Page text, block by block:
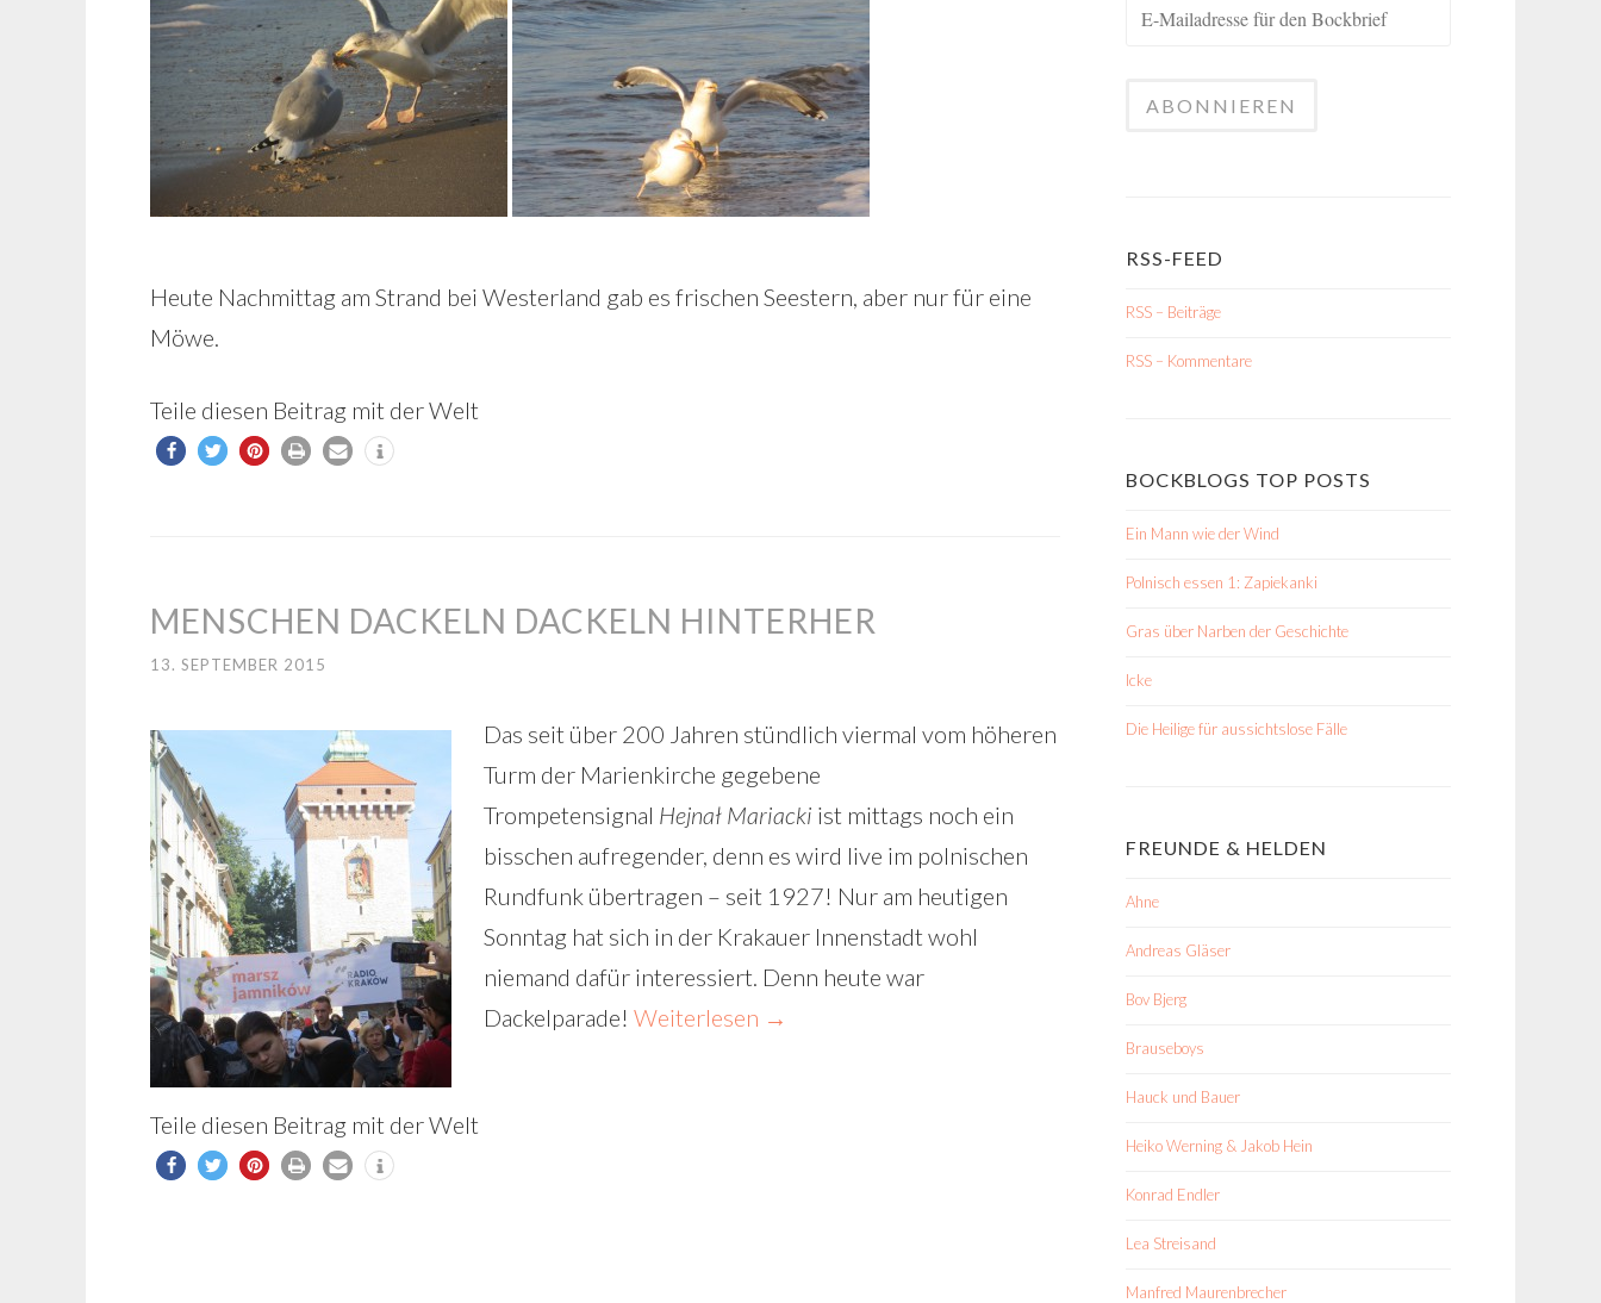
Heute Nachmittag am Strand bei Westerland gab es frischen Seestern, aber nur für eine
Möwe.
Teile diesen Beitrag mit der Welt
MENSCHEN DACKELN DACKELN HINTERHER
13. SEPTEMBER 2015
Das seit über 200 Jahren stündlich viermal vom höheren
Turm der Marienkirche gegebene
Trompetensignal Hejnał Mariacki ist mittags noch ein
bisschen aufregender, denn es wird live im polnischen
Rundfunk übertragen – seit 1927! Nur am heutigen
Sonntag hat sich in der Krakauer Innenstadt wohl
niemand dafür interessiert. Denn heute war
Dackelparade! Weiterlesen →
Teile diesen Beitrag mit der Welt
RSS-FEED
RSS – Beiträge
RSS – Kommentare
BOCKBLOGS TOP POSTS
Ein Mann wie der Wind
Polnisch essen 1: Zapiekanki
Gras über Narben der Geschichte
Icke
Die Heilige für aussichtslose Fälle
FREUNDE & HELDEN
Ahne
Andreas Gläser
Bov Bjerg
Brauseboys
Hauck und Bauer
Heiko Werning & Jakob Hein
Konrad Endler
Lea Streisand
Manfred Maurenbrecher